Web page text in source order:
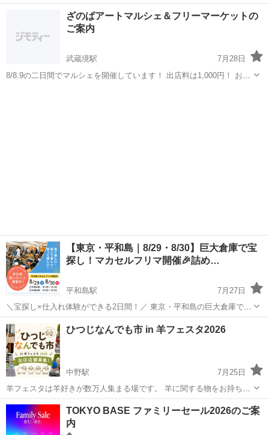
マーケット・ハンドメイド・ワークショップ 地域のみなさまが笑顔で
つながるイベントを開催します！ ご家庭で眠っている不用品...
池袋駅 フリーマーケット ハンドメイド
ざのばアートマルシェ＆フリーマーケットの
ご案内
武蔵境駅
7月28日
8/8.9の二日間でマルシェを開催しています！ 出店料は1,000円！ お時
【東京・平和島｜8/29・8/30】巨大倉庫で宝
探し！マカセルフリマ開催🎉詰め…
平和島駅
7月27日
＼宝探し×仕入れ体験ができる2日間！／ 東京・平和島の巨大倉庫で
「マカセルフリマ」開催🎉 古着・ブランドアパレル・雑貨・家電・ガ
ジェットなど、 掘り出し物が大量に並ぶ“体験型フリーマーケット”で
す。 ...
東京 大田区 平和島駅 フリーマーケット
ひつじなんでも市 in 羊フェスタ2026
中野駅
7月25日
羊フェスタは羊好きが数万人集まる場です。 羊に関する物をお持ちの
方向けの企画で、小さなスペースを用意いたしますので、フリーマー
ケットのように、クラフト市のように食べ物以外の羊の魅力を感じら
れる物販を行っていただく企画で...
東京 中野区 フリーマーケット
TOKYO BASE ファミリーセール2026のご案
内